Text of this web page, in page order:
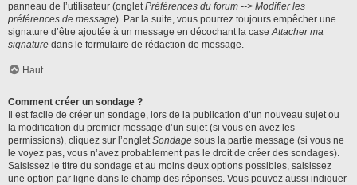
panneau de l’utilisateur (ongletPréférences du forum --> Modifier les
préférences de message). Par la suite, vous pourrez toujours empêcher une
signature d’être ajoutée à un message en décochant la caseAttacher ma
signature dans le formulaire de rédaction de message.
Haut
Comment créer un sondage ?
Il est facile de créer un sondage, lors de la publication d’un nouveau sujet ou
la modification du premier message d’un sujet (si vous en avez les
permissions), cliquez sur l’ongletSondage sous la partie message (si vous ne
le voyez pas, vous n’avez probablement pas le droit de créer des sondages).
Saisissez le titre du sondage et au moins deux options possibles, saisissez
une option par ligne dans le champ des réponses. Vous pouvez aussi indiquer